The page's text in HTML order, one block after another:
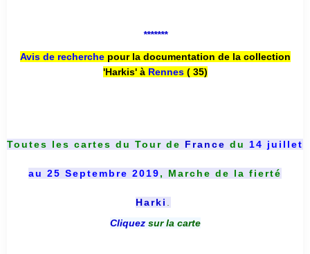
*******
Avis de recherche pour la documentation de la collection
'Harkis' à Rennes( 35)
Toutes les cartes du Tour de France du 14 juillet
au 25 Septembre 2019, Marche de la fierté
Harki
Cliquez sur la carte